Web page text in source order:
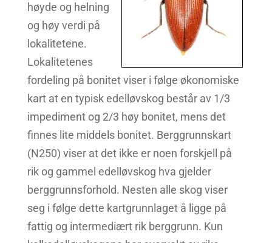
høyde og helning
og høy verdi på
lokalitetene.
Lokalitetenes
fordeling på bonitet viser i følge økonomiske
kart at en typisk edelløvskog består av 1/3
impediment og 2/3 høy bonitet, mens det
finnes lite middels bonitet. Berggrunnskart
(N250) viser at det ikke er noen forskjell på
rik og gammel edelløvskog hva gjelder
berggrunnsforhold. Nesten alle skog viser
seg i følge dette kartgrunnlaget å ligge på
fattig og intermediært rik berggrunn. Kun